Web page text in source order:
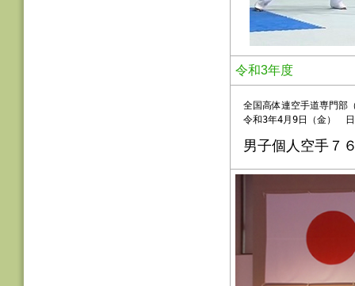
令和3年度
全国高体連空手道専門部
令和3年4月9日（金）
男子個人空手